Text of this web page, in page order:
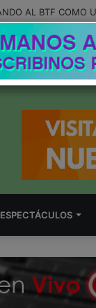
ESPECTÁCULOS